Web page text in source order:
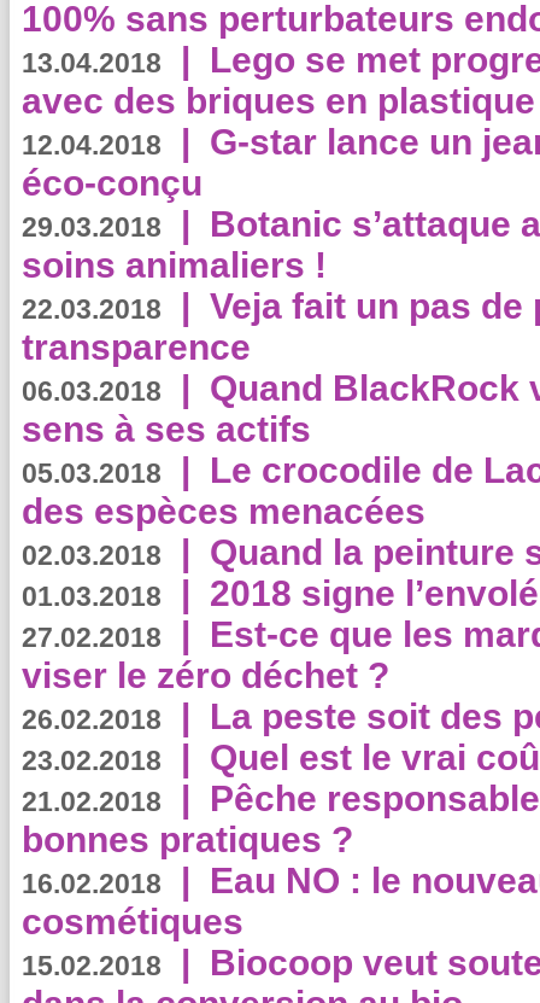
100% sans perturbateurs
13.04.2018 | Lego se met
avec des briques en
12.04.2018 | G-star lance un
éco-conçu
29.03.2018 | Botanic s’attaque
soins animaliers !
22.03.2018 | Veja fait un pas de
transparence
06.03.2018 | Quand BlackRock
sens à ses actifs
05.03.2018 | Le crocodile de
des espèces menacées
02.03.2018 | Quand la peinture
01.03.2018 | 2018 signe
27.02.2018 | Est-ce que les
viser le zéro déchet ?
26.02.2018 | La peste soit des
23.02.2018 | Quel est le vrai
21.02.2018 | Pêche
bonnes pratiques ?
16.02.2018 | Eau NO : le
cosmétiques
15.02.2018 | Biocoop veut